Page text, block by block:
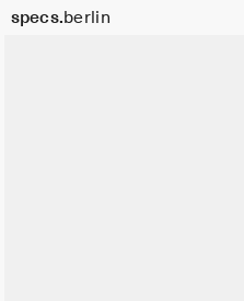
specs.berlin
Warenkorb
Größe
51